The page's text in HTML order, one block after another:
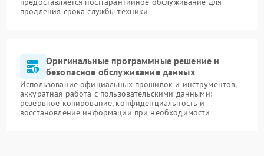
продления срока службы техники
Оригинальные программные решение и
безопасное обслуживание данных
Использование официальных прошивок и инструментов,
аккуратная работа с пользовательскими данными:
резервное копирование, конфиденциальность и
восстановление информации при необходимости